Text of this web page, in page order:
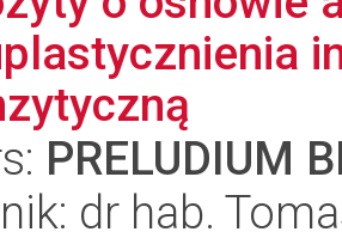
PRELUDIUM
dr hab.